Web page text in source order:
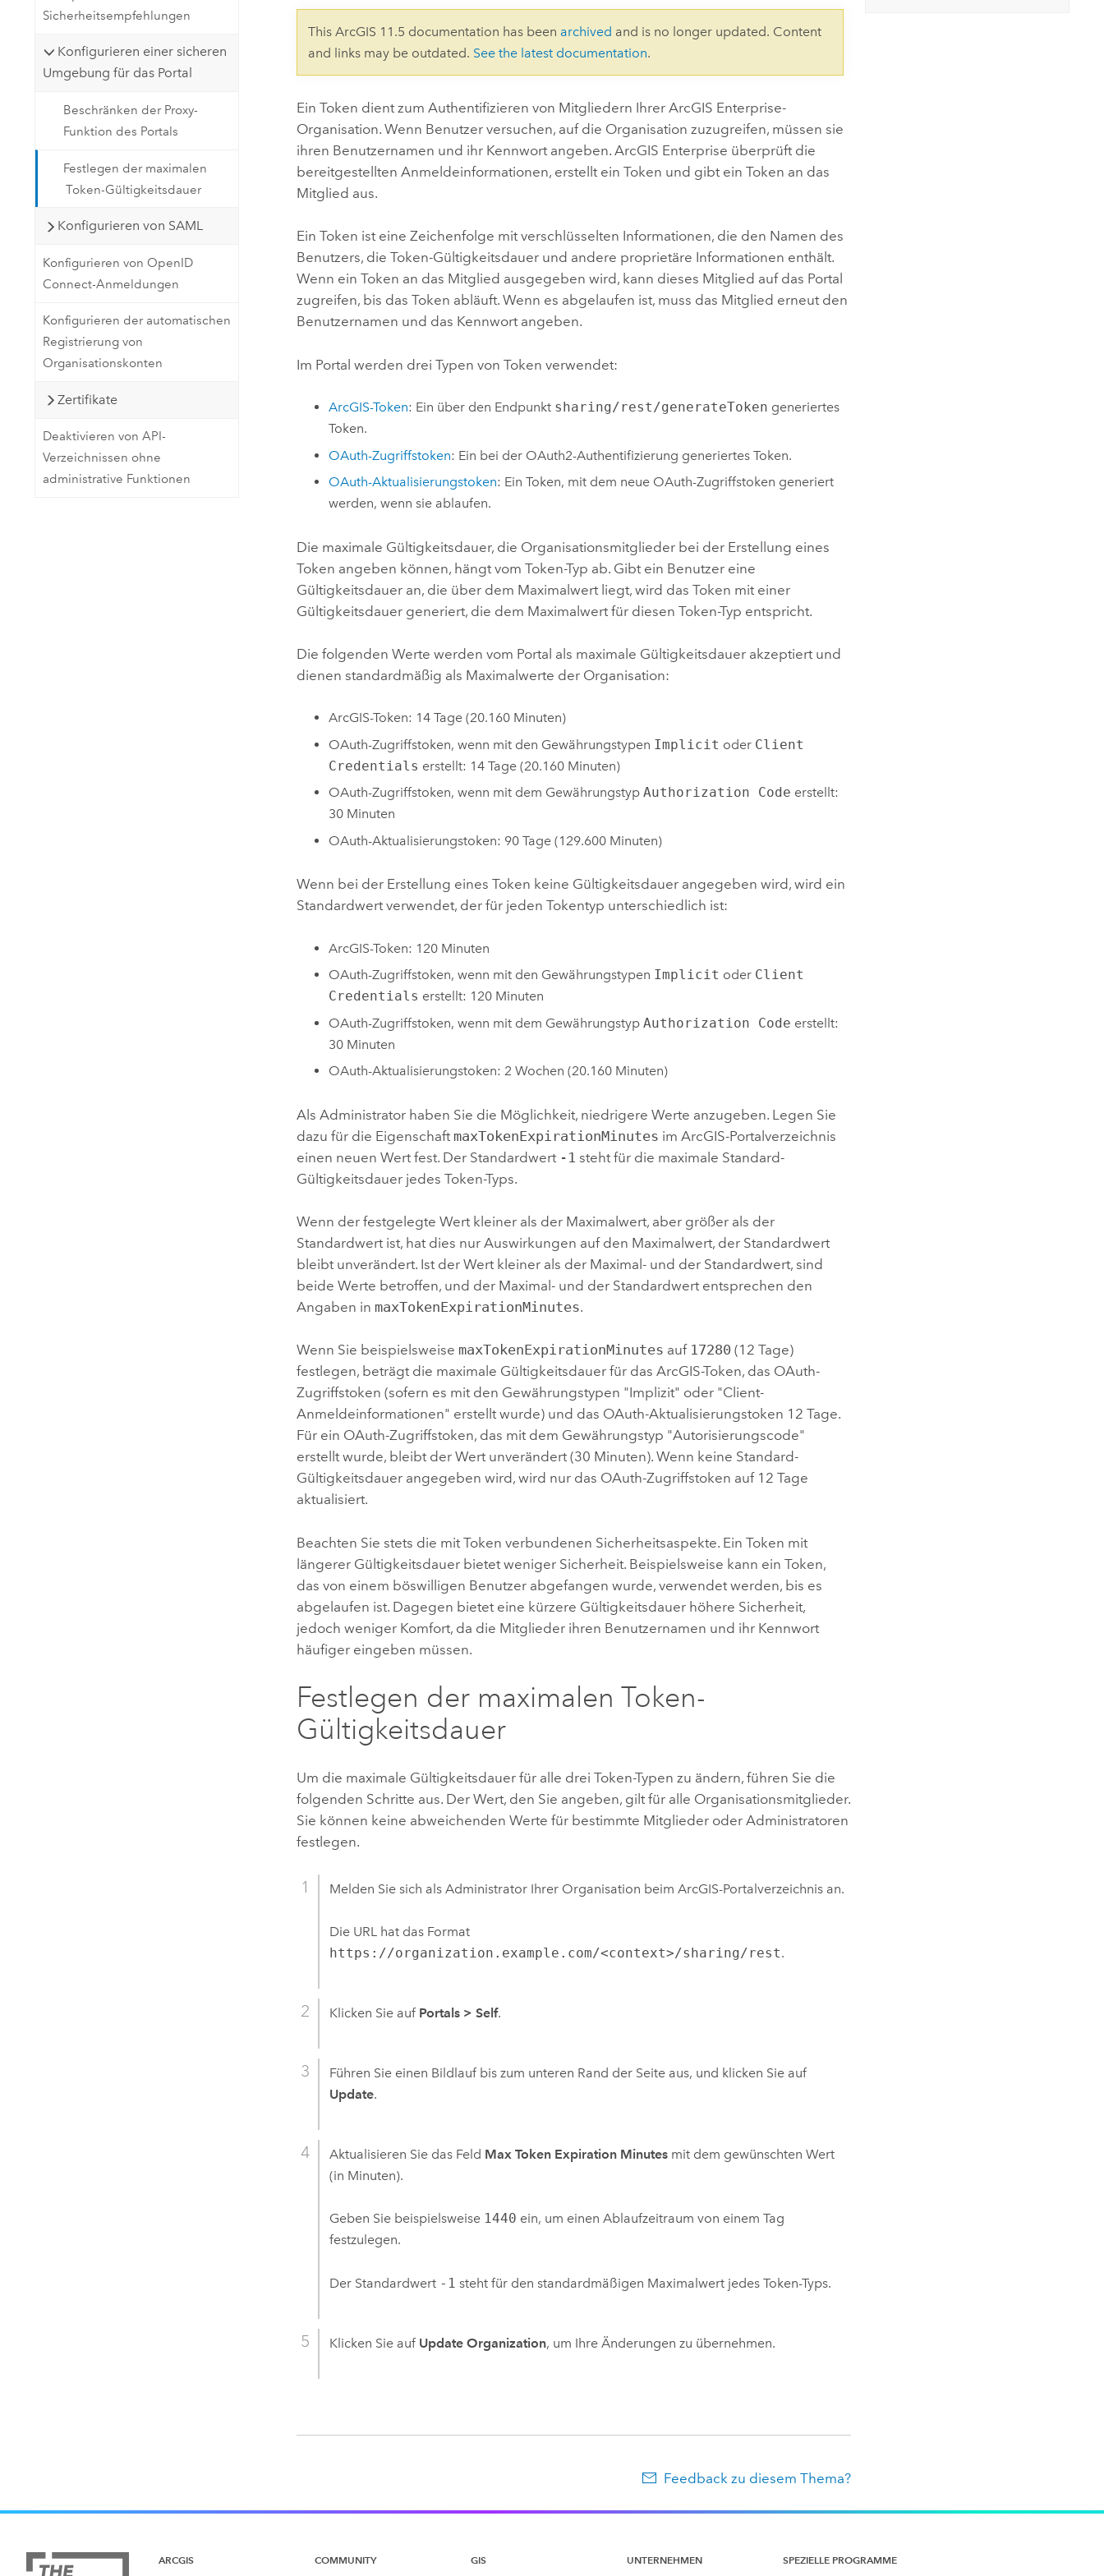
Developer-Technologie
Erstellen Sie Anwendungen für
die Kartenerstellung und
Natürliche Ressourcen
Alle Branchen
Infrastrukturmanagement erkunden
Alle Storys
Sicherheitsempfehlungen
Konfigurieren einer sicheren
Umgebung für das Portal
Beschränken der Proxy-
Funktion des Portals
Festlegen der maximalen
Token-Gültigkeitsdauer
Konfigurieren von SAML
Konfigurieren von OpenID
Connect-Anmeldungen
Konfigurieren der automatischen
Registrierung von
Organisationskonten
Zertifikate
Deaktivieren von API-
Verzeichnissen ohne
administrative Funktionen
This ArcGIS 11.5 documentation has been archived and is no longer updated. Content
and links may be outdated. See the latest documentation.
Ein Token dient zum Authentifizieren von Mitgliedern IhrerArcGIS Enterprise-
Organisation. Wenn Benutzer versuchen, auf die Organisation zuzugreifen, müssen sie
ihren Benutzernamen und ihr Kennwort angeben.ArcGIS Enterprise überprüft die
bereitgestellten Anmeldeinformationen, erstellt ein Token und gibt ein Token an das
Mitglied aus.
Ein Token ist eine Zeichenfolge mit verschlüsselten Informationen, die den Namen des
Benutzers, die Token-Gültigkeitsdauer und andere proprietäre Informationen enthält.
Wenn ein Token an das Mitglied ausgegeben wird, kann dieses Mitglied auf das Portal
zugreifen, bis das Token abläuft. Wenn es abgelaufen ist, muss das Mitglied erneut den
Benutzernamen und das Kennwort angeben.
Im Portal werden drei Typen von Token verwendet:
ArcGIS-Token: Ein über den Endpunkt sharing/rest/generateToken generiertes
Token.
OAuth-Zugriffstoken: Ein bei der OAuth2-Authentifizierung generiertes Token.
OAuth-Aktualisierungstoken: Ein Token, mit dem neue OAuth-Zugriffstoken generiert
werden, wenn sie ablaufen.
Die maximale Gültigkeitsdauer, die Organisationsmitglieder bei der Erstellung eines
Token angeben können, hängt vom Token-Typ ab. Gibt ein Benutzer eine
Gültigkeitsdauer an, die über dem Maximalwert liegt, wird das Token mit einer
Gültigkeitsdauer generiert, die dem Maximalwert für diesen Token-Typ entspricht.
Die folgenden Werte werden vom Portal als maximale Gültigkeitsdauer akzeptiert und
dienen standardmäßig als Maximalwerte der Organisation:
ArcGIS-Token: 14 Tage (20.160 Minuten)
OAuth-Zugriffstoken, wenn mit den Gewährungstypen Implicit oder Client
Credentials erstellt: 14 Tage (20.160 Minuten)
OAuth-Zugriffstoken, wenn mit dem Gewährungstyp Authorization Code erstellt:
30 Minuten
OAuth-Aktualisierungstoken: 90 Tage (129.600 Minuten)
Wenn bei der Erstellung eines Token keine Gültigkeitsdauer angegeben wird, wird ein
Standardwert verwendet, der für jeden Tokentyp unterschiedlich ist:
ArcGIS-Token: 120 Minuten
OAuth-Zugriffstoken, wenn mit den Gewährungstypen Implicit oder Client
Credentials erstellt: 120 Minuten
OAuth-Zugriffstoken, wenn mit dem Gewährungstyp Authorization Code erstellt:
30 Minuten
OAuth-Aktualisierungstoken: 2 Wochen (20.160 Minuten)
Als Administrator haben Sie die Möglichkeit, niedrigere Werte anzugeben. Legen Sie
dazu für die Eigenschaft maxTokenExpirationMinutes im ArcGIS-Portalverzeichnis
einen neuen Wert fest. Der Standardwert -1 steht für die maximale Standard-
Gültigkeitsdauer jedes Token-Typs.
Wenn der festgelegte Wert kleiner als der Maximalwert, aber größer als der
Standardwert ist, hat dies nur Auswirkungen auf den Maximalwert, der Standardwert
bleibt unverändert. Ist der Wert kleiner als der Maximal- und der Standardwert, sind
beide Werte betroffen, und der Maximal- und der Standardwert entsprechen den
Angaben in maxTokenExpirationMinutes.
Wenn Sie beispielsweise maxTokenExpirationMinutes auf 17280 (12 Tage)
festlegen, beträgt die maximale Gültigkeitsdauer für das ArcGIS-Token, das OAuth-
Zugriffstoken (sofern es mit den Gewährungstypen "Implizit" oder "Client-
Anmeldeinformationen" erstellt wurde) und das OAuth-Aktualisierungstoken 12 Tage.
Für ein OAuth-Zugriffstoken, das mit dem Gewährungstyp "Autorisierungscode"
erstellt wurde, bleibt der Wert unverändert (30 Minuten). Wenn keine Standard-
Gültigkeitsdauer angegeben wird, wird nur das OAuth-Zugriffstoken auf 12 Tage
aktualisiert.
Beachten Sie stets die mit Token verbundenen Sicherheitsaspekte. Ein Token mit
längerer Gültigkeitsdauer bietet weniger Sicherheit. Beispielsweise kann ein Token,
das von einem böswilligen Benutzer abgefangen wurde, verwendet werden, bis es
abgelaufen ist. Dagegen bietet eine kürzere Gültigkeitsdauer höhere Sicherheit,
jedoch weniger Komfort, da die Mitglieder ihren Benutzernamen und ihr Kennwort
häufiger eingeben müssen.
Festlegen der maximalen Token-
Gültigkeitsdauer
Um die maximale Gültigkeitsdauer für alle drei Token-Typen zu ändern, führen Sie die
folgenden Schritte aus. Der Wert, den Sie angeben, gilt für alle Organisationsmitglieder.
Sie können keine abweichenden Werte für bestimmte Mitglieder oder Administratoren
festlegen.
Melden Sie sich als Administrator Ihrer Organisation beim ArcGIS-Portalverzeichnis an.
Die URL hat das Format
https://organization.example.com/<context>/sharing/rest.
Klicken Sie auf Portals > Self.
Führen Sie einen Bildlauf bis zum unteren Rand der Seite aus, und klicken Sie auf
Update.
Aktualisieren Sie das Feld Max Token Expiration Minutes mit dem gewünschten Wert
(in Minuten).
Geben Sie beispielsweise 1440 ein, um einen Ablaufzeitraum von einem Tag
festzulegen.
Der Standardwert -1 steht für den standardmäßigen Maximalwert jedes Token-Typs.
Klicken Sie auf Update Organization, um Ihre Änderungen zu übernehmen.
Feedback zu diesem Thema?
ARCGIS COMMUNITY GIS UNTERNEHMEN SPEZIELLE PROGRAMME